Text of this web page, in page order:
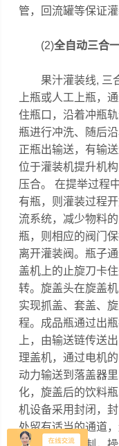
管，回流罐等保证
(2)全自动三合
果汁灌装线, 三合
上瓶或人工上瓶，
住瓶口，沿着冲瓶
瓶进行冲洗、随后
正瓶出输送，有输
位于灌装机提升机
压合。 在提举过程
有瓶，则灌装过程
流系统，减少物料
瓶，则相应的阀门
离开灌装阀。瓶子
盖机上的止旋刀卡
转。旋盖头在旋盖
实现抓盖、套盖、
程。成品瓶通过出
上，由输送链传送
理盖机，通过电机
动力输送到落盖器
化，旋盖后的饮料
机设备采用封闭，
处留有适当的通道